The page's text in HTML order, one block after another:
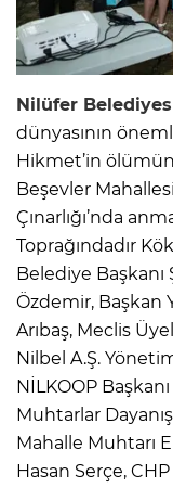
Nilüfer
dünyasının
Hikmet’in
Beşevler
Çınarlığı’nda
Toprağındadır
Belediye
Özdemir, Başkan
Arıbaş, Meclis
Nilbel A.Ş.
NİLKOOP
Muhtarlar
Mahalle Muhtarı
Hasan Serçe,